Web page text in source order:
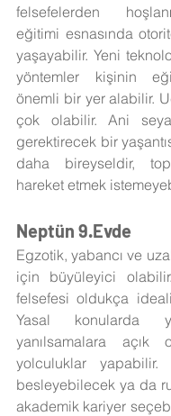
felsefelerden
eğitimi esnasında
yaşayabilir. Yeni
yöntemler kişinin
önemli bir yer alabilir.
çok olabilir. Ani
gerektirecek bir
daha bireyseldir,
hareket etmek
Neptün 9.Evde
Egzotik, yabancı ve
için büyüleyici
felsefesi oldukça
Yasal konularda
yanılsamalara açık
yolculuklar yapabilir.
besleyebilecek ya da
akademik kariyer